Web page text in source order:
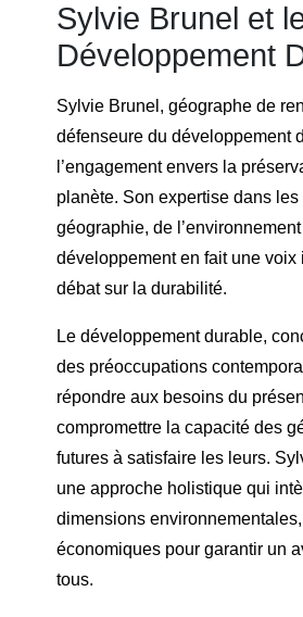
Sylvie Brunel et
Développement
Sylvie Brunel, géographe de
défenseure du développement
l’engagement envers la
planète. Son expertise dans
géographie, de
développement en fait une voix
débat sur la durabilité.
Le développement durable,
des préoccupations
répondre aux besoins du
compromettre la capacité des
futures à satisfaire les leurs.
une approche holistique qui
dimensions
économiques pour garantir un
tous.